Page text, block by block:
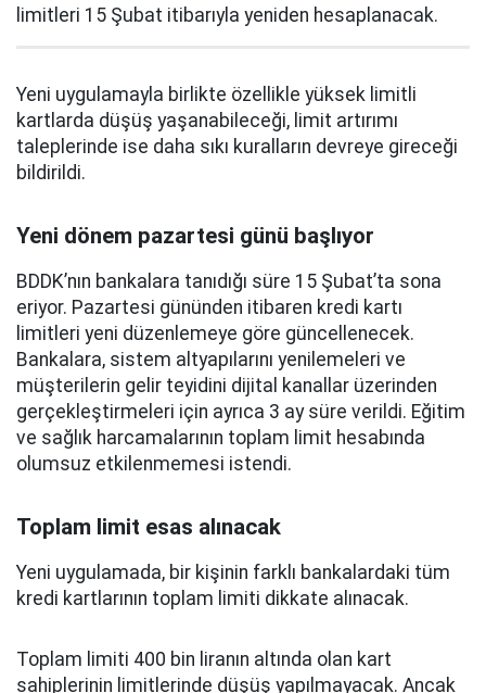
limitleri 15 Şubat itibarıyla yeniden hesaplanacak.
Yeni uygulamayla birlikte özellikle yüksek limitli
kartlarda düşüş yaşanabileceği, limit artırımı
taleplerinde ise daha sıkı kuralların devreye gireceği
bildirildi.
Yeni dönem pazartesi günü başlıyor
BDDK’nın bankalara tanıdığı süre 15 Şubat’ta sona
eriyor. Pazartesi gününden itibaren kredi kartı
limitleri yeni düzenlemeye göre güncellenecek.
Bankalara, sistem altyapılarını yenilemeleri ve
müşterilerin gelir teyidini dijital kanallar üzerinden
gerçekleştirmeleri için ayrıca 3 ay süre verildi. Eğitim
ve sağlık harcamalarının toplam limit hesabında
olumsuz etkilenmemesi istendi.
Toplam limit esas alınacak
Yeni uygulamada, bir kişinin farklı bankalardaki tüm
kredi kartlarının toplam limiti dikkate alınacak.
Toplam limiti 400 bin liranın altında olan kart
sahiplerinin limitlerinde düşüş yapılmayacak. Ancak